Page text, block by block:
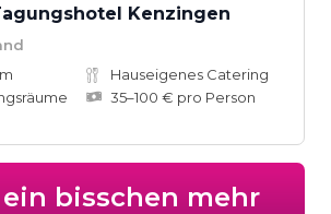
Kenzingen
Hauseigenes Catering
35–100 € pro Person
ein bisschen mehr